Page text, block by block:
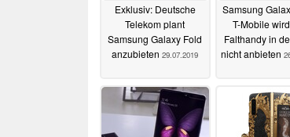
Exklusiv: Deutsche
Telekom plant
Samsung Galaxy Fold
anzubieten 29.07.2019
Samsung
T-Mobile
Falthandy in
nicht anbieten